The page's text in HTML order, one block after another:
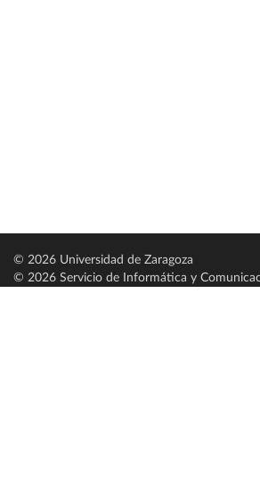
© 2026 Universidad de Zaragoza
© 2026 Servicio de Informática y